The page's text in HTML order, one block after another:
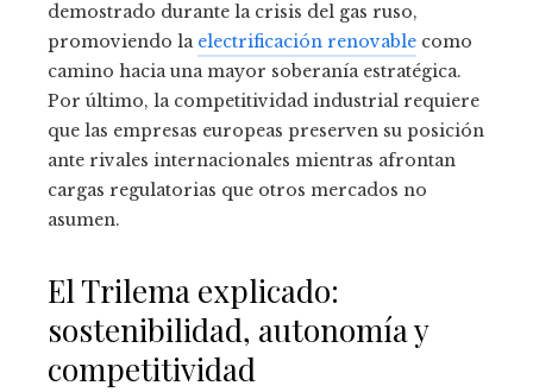
demostrado durante la crisis del gas ruso,
promoviendo la electrificación renovable como
camino hacia una mayor soberanía estratégica.
Por último, la competitividad industrial requiere
que las empresas europeas preserven su posición
ante rivales internacionales mientras afrontan
cargas regulatorias que otros mercados no
asumen.
El Trilema explicado:
sostenibilidad, autonomía y
competitividad